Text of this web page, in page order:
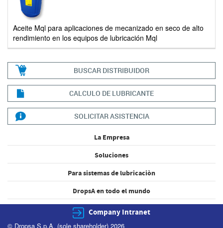
Aceite Mql para aplicaciones de mecanizado en seco de alto
rendimiento en los equipos de lubricación Mql
BUSCAR DISTRIBUIDOR
CALCULO DE LUBRICANTE
SOLICITAR ASISTENCIA
La Empresa
Soluciones
Para sistemas de lubricaciòn
DropsA en todo el mundo
Company Intranet
© Dropsa S.p.A. (sole shareholder) 2026